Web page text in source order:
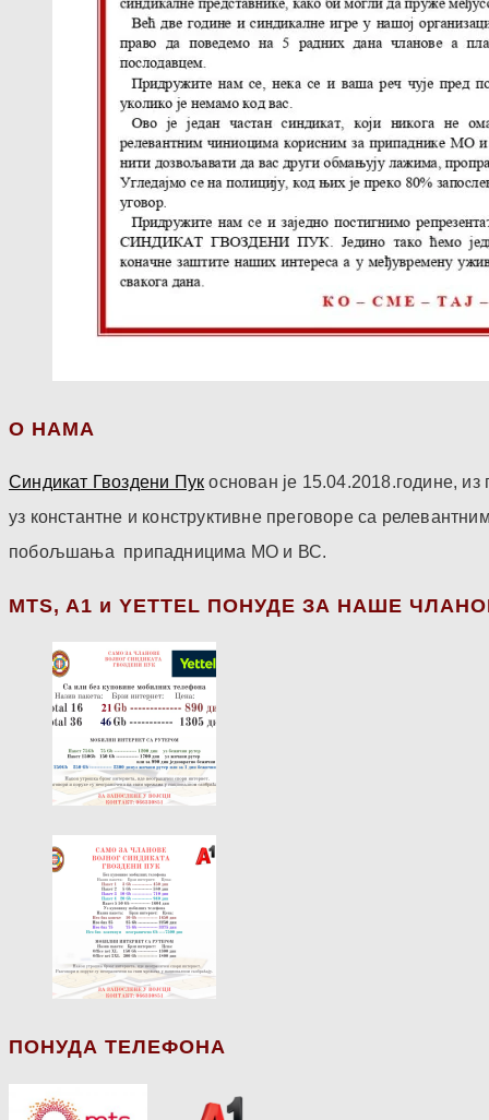
О НАМА
Синдикат Гвоздени Пук основан је 15.04.2018.године,
уз константне и конструктивне преговоре са
побољшања припадницима МО и ВС.
МТS, A1 и YETTEL ПОНУДЕ ЗА НАШЕ
ПОНУДА ТЕЛЕФОНА